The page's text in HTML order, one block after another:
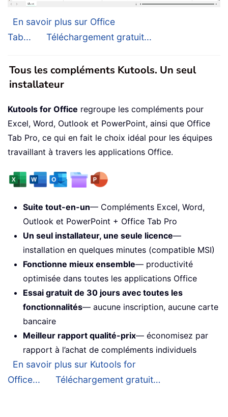
En savoir plus sur Office
Tab...
Téléchargement gratuit...
Tous les compléments Kutools. Un seul
installateur
Kutools for Office regroupe les compléments pour
Excel, Word, Outlook et PowerPoint, ainsi que Office
Tab Pro, ce qui en fait le choix idéal pour les équipes
travaillant à travers les applications Office.
Suite tout-en-un— Compléments Excel, Word,
Outlook et PowerPoint + Office Tab Pro
Un seul installateur, une seule licence—
installation en quelques minutes (compatible MSI)
Fonctionne mieux ensemble— productivité
optimisée dans toutes les applications Office
Essai gratuit de 30 jours avec toutes les
fonctionnalités— aucune inscription, aucune carte
bancaire
Meilleur rapport qualité-prix— économisez par
rapport à l’achat de compléments individuels
En savoir plus sur Kutools for
Office...
Téléchargement gratuit…